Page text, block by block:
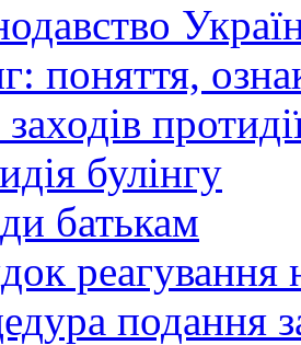
поняття,
булінгу
батькам
реагування
подання